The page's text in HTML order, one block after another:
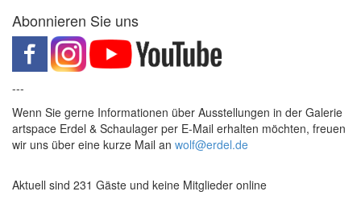
Abonnieren Sie uns
---
Wenn Sie gerne Informationen über Ausstellungen in der Galerie
artspace Erdel & Schaulager per E-Mail erhalten möchten, freuen
wir uns über eine kurze Mail an wolf@erdel.de
Aktuell sind 231 Gäste und keine Mitglieder online